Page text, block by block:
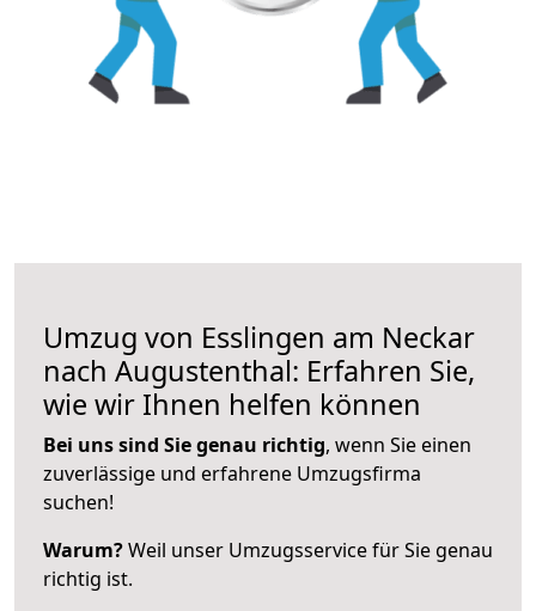
Umzug von Esslingen am Neckar
nach Augustenthal: Erfahren Sie,
wie wir Ihnen helfen können
Bei uns sind Sie genau richtig, wenn Sie einen
zuverlässige und erfahrene Umzugsfirma
suchen!
Warum?Weil unser Umzugsservice für Sie genau
richtig ist.